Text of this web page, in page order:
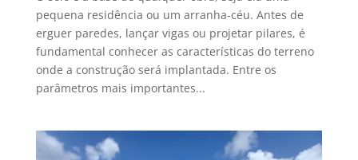
pequena residência ou um arranha-céu. Antes de
erguer paredes, lançar vigas ou projetar pilares, é
fundamental conhecer as características do terreno
onde a construção será implantada. Entre os
parâmetros mais importantes...